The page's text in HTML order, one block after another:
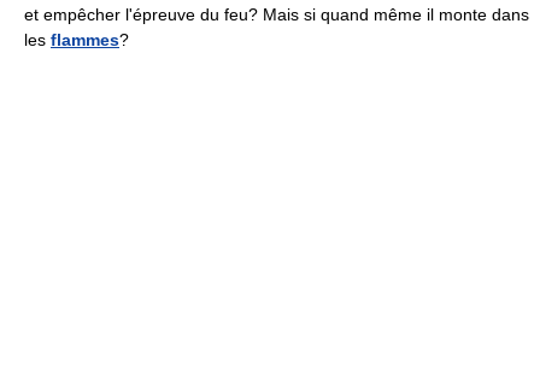
et empêcher l'épreuve du feu? Mais si quand même il monte dans
les flammes?